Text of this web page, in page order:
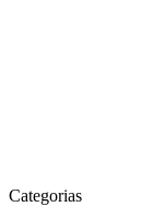
Categorias